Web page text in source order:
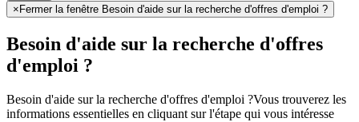
× Fermer la fenêtre Besoin d'aide sur la recherche d'offres d'emploi ?
Besoin d'aide sur la recherche d'offres
d'emploi ?
Besoin d'aide sur la recherche d'offres d'emploi ?Vous trouverez les
informations essentielles en cliquant sur l'étape qui vous intéresse